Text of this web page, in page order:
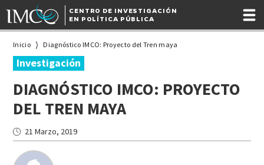
CENTRO DE INVESTIGACIÓN
EN POLÍTICA PÚBLICA
Inicio Diagnóstico IMCO: Proyecto del Tren maya
Investigación
DIAGNÓSTICO IMCO: PROYECTO
DEL TREN MAYA
21 Marzo, 2019